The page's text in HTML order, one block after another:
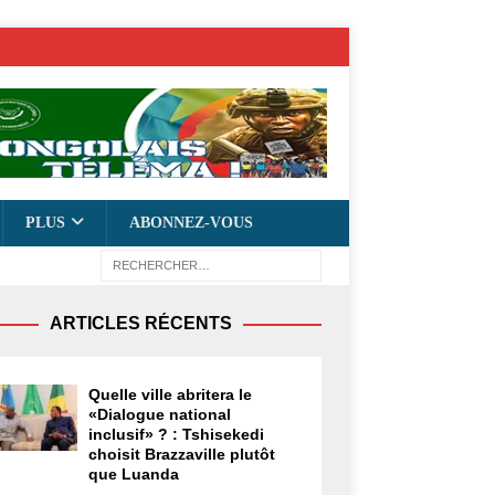
PLUS ABONNEZ-VOUS
ARTICLES RÉCENTS
Quelle ville abritera le
«Dialogue national
inclusif» ? : Tshisekedi
choisit Brazzaville plutôt
que Luanda